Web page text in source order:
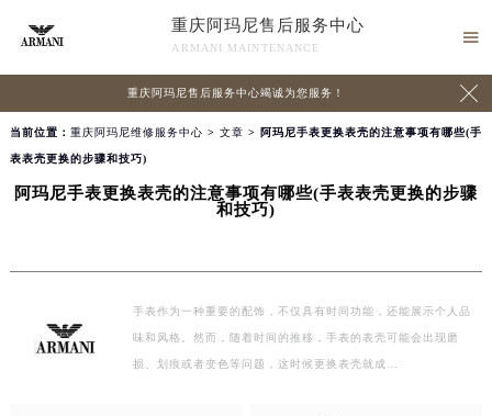
重庆阿玛尼售后服务中心
ARMANI MAINTENANCE

重庆阿玛尼售后服务中心竭诚为您服务！ 
当前位置： 重庆阿玛尼维修服务中心 > 文章 > 阿玛尼手表更换表壳的注意事项有哪些(手
表表壳更换的步骤和技巧)
阿玛尼手表更换表壳的注意事项有哪些(手表表壳更换的步骤
和技巧)
手表作为一种重要的配饰，不仅具有时间功能，还能展示个人品
味和风格。然而，随着时间的推移，手表的表壳可能会出现磨
损、划痕或者变色等问题，这时候更换表壳就成…